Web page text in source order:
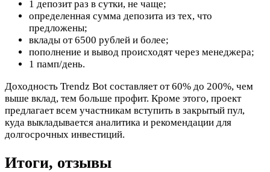
1 депозит раз в сутки, не чаще;
определенная сумма депозита из тех, что
предложены;
вклады от 6500 рублей и более;
пополнение и вывод происходят через менеджера;
1 памп/день.
Доходность Trendz Bot составляет от 60% до 200%, чем
выше вклад, тем больше профит. Кроме этого, проект
предлагает всем участникам вступить в закрытый пул,
куда выкладывается аналитика и рекомендации для
долгосрочных инвестиций.
Итоги, отзывы